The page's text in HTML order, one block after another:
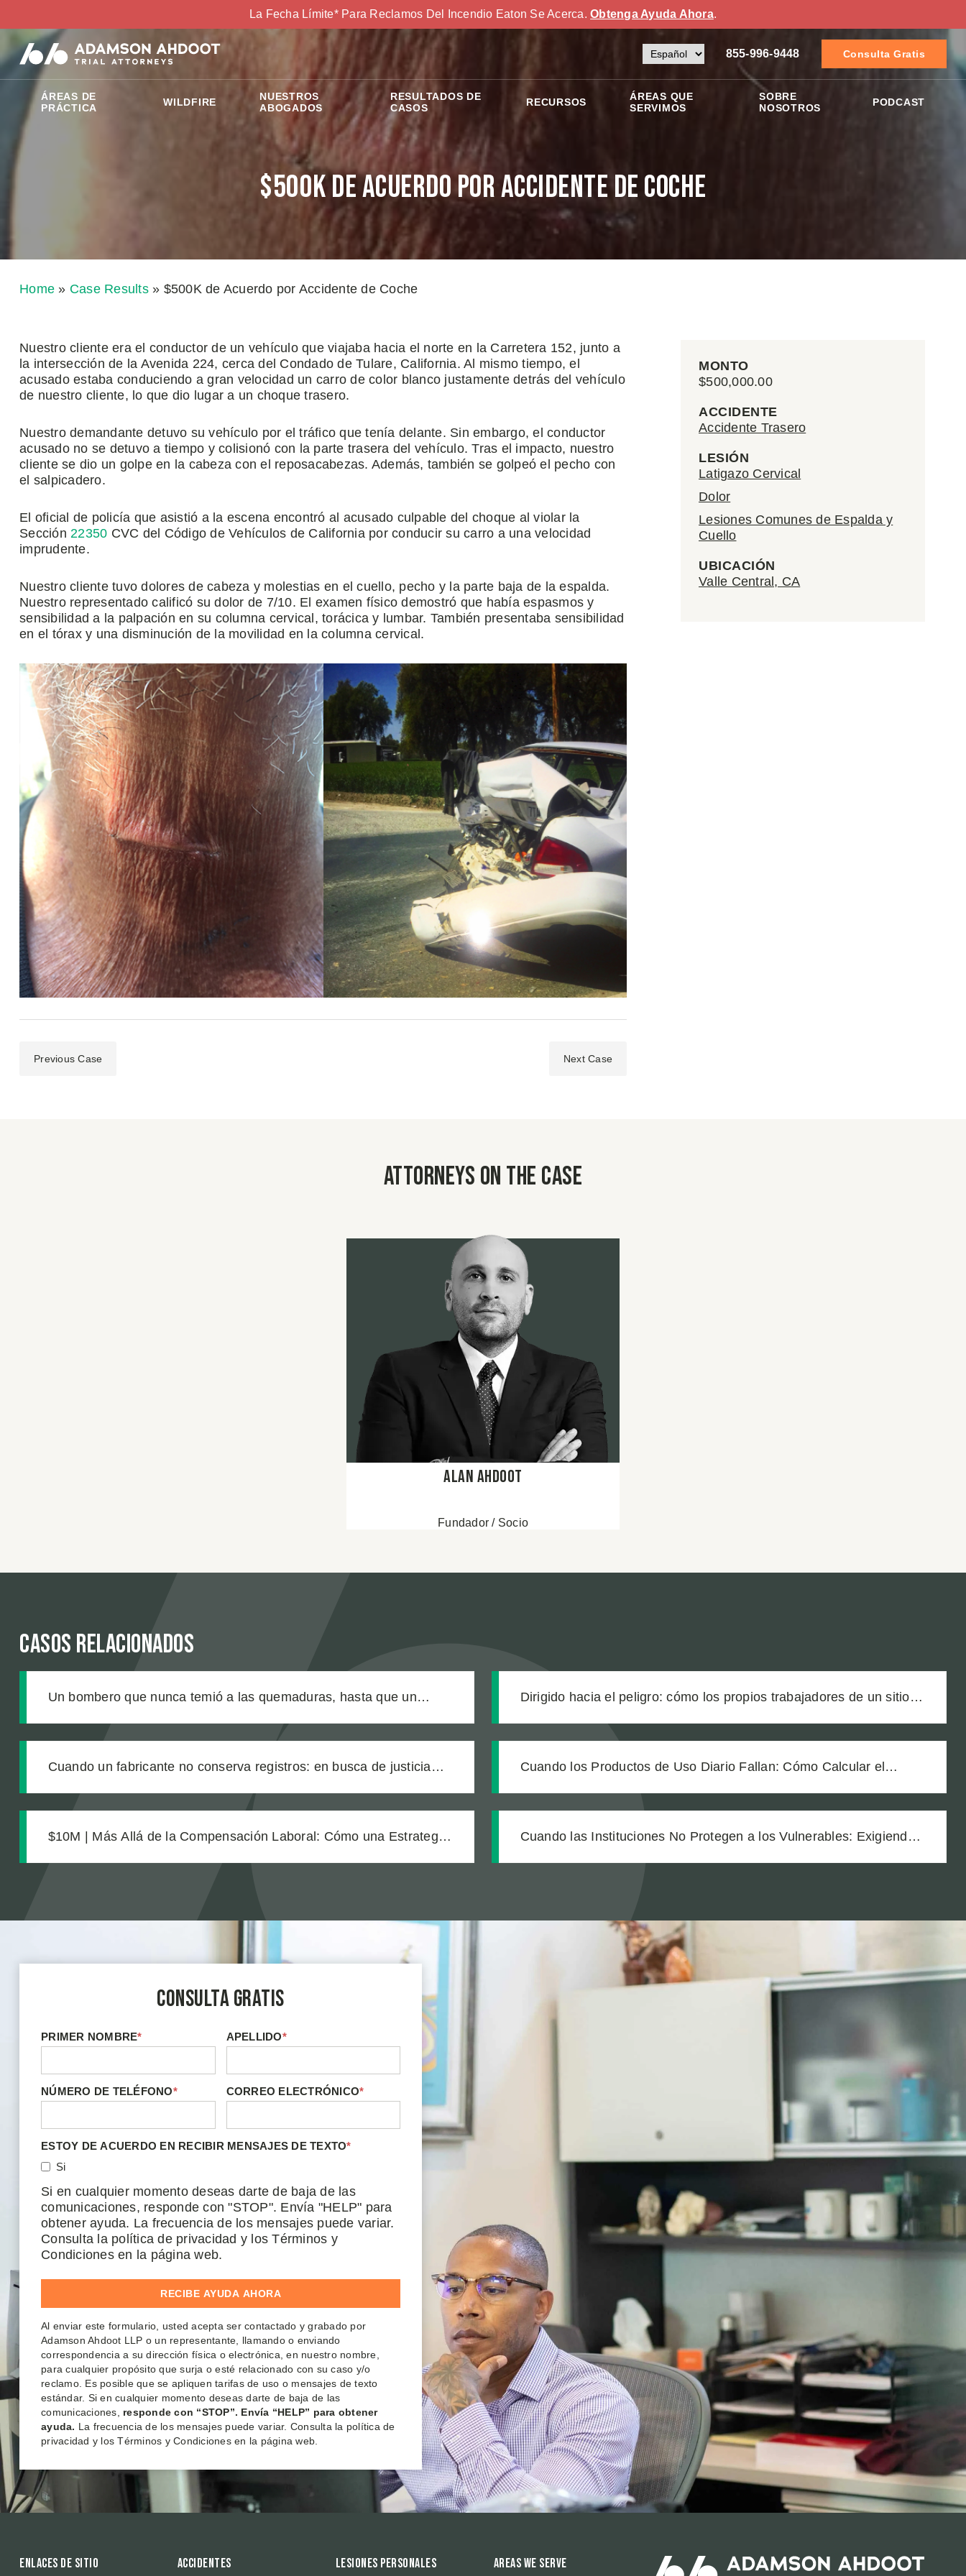
La Fecha Límite* Para Reclamos Del Incendio Eaton Se Acerca.Obtenga Ayuda Ahora.
855-996-9448 Consulta Gratis
ÁREAS DE
PRÁCTICA
WILDFIRE
NUESTROS
ABOGADOS
RESULTADOS DE
CASOS
RECURSOS
ÁREAS QUE
SERVIMOS
SOBRE
NOSOTROS
PODCAST
$500K de Acuerdo por Accidente de Coche
Home » Case Results» $500K de Acuerdo por Accidente de Coche
Nuestro cliente era el conductor de un vehículo que viajaba hacia el norte en la Carretera 152, junto a
la intersección de la Avenida 224, cerca del Condado de Tulare, California. Al mismo tiempo, el
acusado estaba conduciendo a gran velocidad un carro de color blanco justamente detrás del vehículo
de nuestro cliente, lo que dio lugar a un choque trasero.
Nuestro demandante detuvo su vehículo por el tráfico que tenía delante. Sin embargo, el conductor
acusado no se detuvo a tiempo y colisionó con la parte trasera del vehículo. Tras el impacto, nuestro
cliente se dio un golpe en la cabeza con el reposacabezas. Además, también se golpeó el pecho con
el salpicadero.
El oficial de policía que asistió a la escena encontró al acusado culpable del choque al violar la
Sección 22350 CVC del Código de Vehículos de California por conducir su carro a una velocidad
imprudente.
Nuestro cliente tuvo dolores de cabeza y molestias en el cuello, pecho y la parte baja de la espalda.
Nuestro representado calificó su dolor de 7/10. El examen físico demostró que había espasmos y
sensibilidad a la palpación en su columna cervical, torácica y lumbar. También presentaba sensibilidad
en el tórax y una disminución de la movilidad en la columna cervical.
Previous Case Next Case
MONTO
$500,000.00
ACCIDENTE
Accidente Trasero
LESIÓN
Latigazo Cervical
Dolor
Lesiones Comunes de Espalda y
Cuello
UBICACIÓN
Valle Central, CA
Attorneys on the case
Alan Ahdoot
Fundador / Socio
Casos relacionados
Un bombero que nunca temió a las quemaduras, hasta que un
Dirigido hacia el peligro: cómo los propios trabajadores de un sitio
Cuando un fabricante no conserva registros: en busca de justicia
Cuando los Productos de Uso Diario Fallan: Cómo Calcular el
$10M | Más Allá de la Compensación Laboral: Cómo una Estrategia
Cuando las Instituciones No Protegen a los Vulnerables: Exigiendo
Consulta Gratis
PRIMER NOMBRE* APELLIDO*
NÚMERO DE TELÉFONO* CORREO ELECTRÓNICO*
ESTOY DE ACUERDO EN RECIBIR MENSAJES DE TEXTO*
Si
Si en cualquier momento deseas darte de baja de las
comunicaciones, responde con "STOP". Envía "HELP" para
obtener ayuda. La frecuencia de los mensajes puede variar.
Consulta la política de privacidad y los Términos y
Condiciones en la página web.
Al enviar este formulario, usted acepta ser contactado y grabado por
Adamson Ahdoot LLP o un representante, llamando o enviando
correspondencia a su dirección física o electrónica, en nuestro nombre,
para cualquier propósito que surja o esté relacionado con su caso y/o
reclamo. Es posible que se apliquen tarifas de uso o mensajes de texto
estándar. Si en cualquier momento deseas darte de baja de las
comunicaciones, responde con “STOP”. Envía “HELP” para obtener
ayuda. La frecuencia de los mensajes puede variar. Consulta la política de
privacidad y los Términos y Condiciones en la página web.
Enlaces de sitio Accidentes Lesiones Personales Areas We Serve